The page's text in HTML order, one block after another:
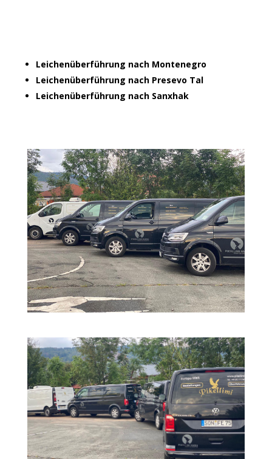
Leichenüberführung nach Montenegro
Leichenüberführung nach Presevo Tal
Leichenüberführung nach Sanxhak